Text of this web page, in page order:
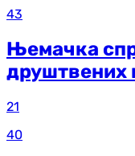
43
Њемачка
друштвених
21
40